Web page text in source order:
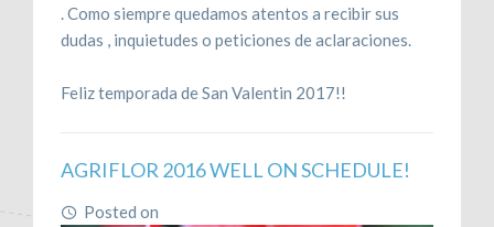
. Como siempre quedamos atentos a recibir sus
dudas , inquietudes o peticiones de aclaraciones.
Feliz temporada de San Valentin 2017!!
AGRIFLOR 2016 WELL ON SCHEDULE!
Posted on